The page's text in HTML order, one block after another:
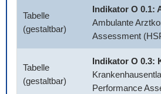
Tabelle
(gestaltbar)
Indikator O 0.1:
Ambulante
Assessment
Tabelle
(gestaltbar)
Indikator O 0.3:
Performance